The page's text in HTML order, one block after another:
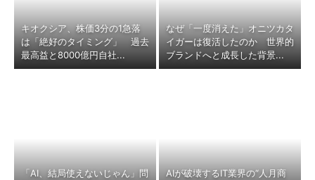
キオクシア、株価3分の1急落
は「絶好のタイミング」 過去
最高益と8000億円自社...
なぜ「一度消えた」オニツカタ
イガーは復活したのか 世界的
ブランドへと成長した背景...
「AI、結局使えないじゃん」問
AIが破壊するIT業界の“人月商